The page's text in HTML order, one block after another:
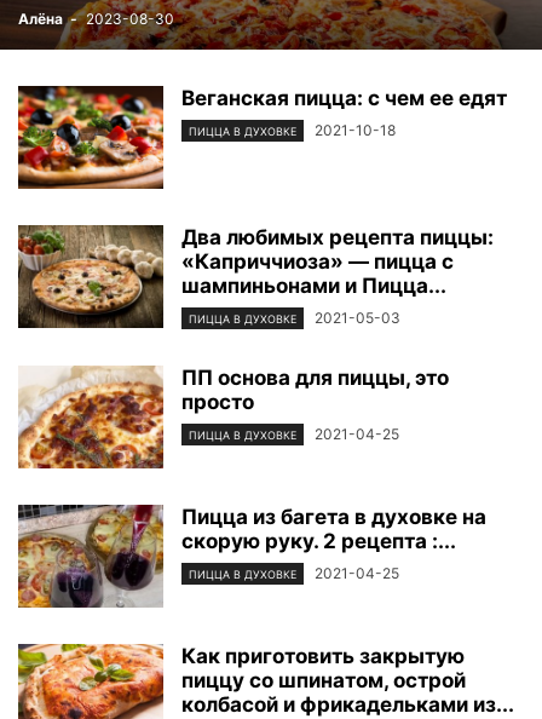
Алёна - 2023-08-30
Веганская пицца: с чем ее едят
ПИЦЦА В ДУХОВКЕ 2021-10-18
Два любимых рецепта пиццы:
«Каприччиоза» — пицца с
шампиньонами и Пицца...
ПИЦЦА В ДУХОВКЕ 2021-05-03
ПП основа для пиццы, это
просто
ПИЦЦА В ДУХОВКЕ 2021-04-25
Пицца из багета в духовке на
скорую руку. 2 рецепта :...
ПИЦЦА В ДУХОВКЕ 2021-04-25
Как приготовить закрытую
пиццу со шпинатом, острой
колбасой и фрикадельками из...